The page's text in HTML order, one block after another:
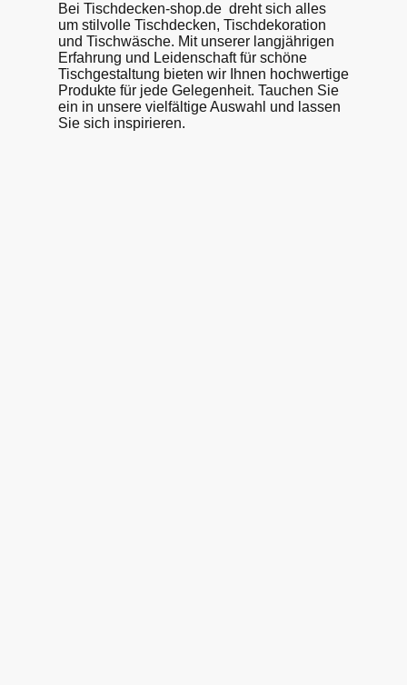
Bei Tischdecken-shop.de dreht sich alles
um stilvolle Tischdecken, Tischdekoration
und Tischwäsche. Mit unserer langjährigen
Erfahrung und Leidenschaft für schöne
Tischgestaltung bieten wir Ihnen hochwertige
Produkte für jede Gelegenheit. Tauchen Sie
ein in unsere vielfältige Auswahl und lassen
Sie sich inspirieren.